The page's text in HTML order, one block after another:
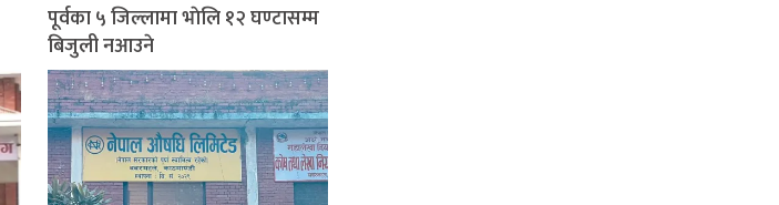
पूर्वका ५ जिल्लामा भाेलि १२ घण्टासम्म
बिजुली नआउने